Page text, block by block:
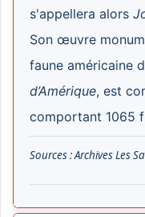
s'appellera alors
Son œuvre
faune américaine
d’Amérique, est
comportant 1065
Sources : Archives Les